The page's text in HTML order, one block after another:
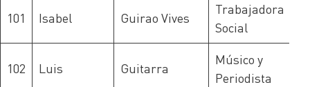
101 Isabel Guirao Vives
Trabajadora
Social
102 Luis Guitarra
Músico y
Periodista